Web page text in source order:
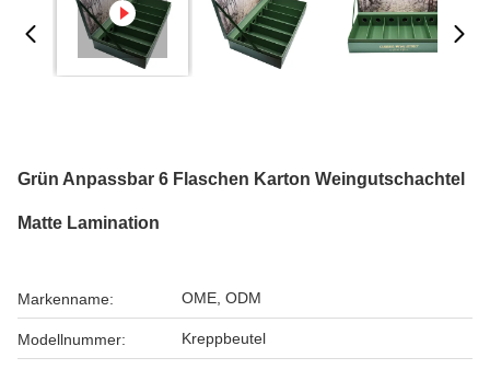
Grün Anpassbar 6 Flaschen Karton Weingutschachtel
Matte Lamination
Markenname: OME, ODM
Modellnummer: Kreppbeutel